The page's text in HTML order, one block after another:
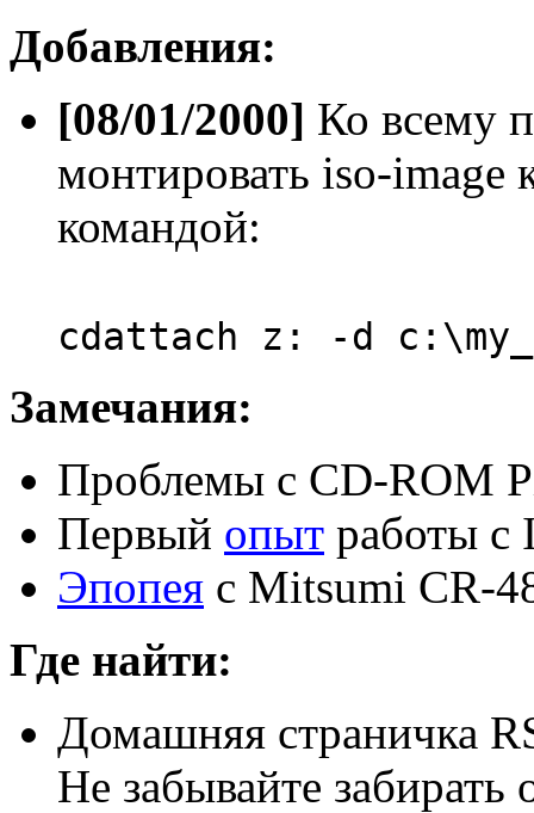
Добавления:
[08/01/2000] Ко всему
монтировать iso-
командой:
cdattach z: -d
Замечания:
Проблемы с CD-ROM
Первый опыт работы с
Эпопея с Mitsumi CR-
Где найти:
Домашняя страничка
Не забывайте забирать